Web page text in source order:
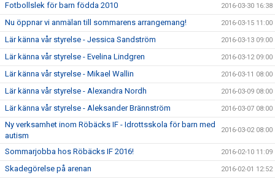
Fotbollslek för barn födda 2010 2016-03-30 16:38
Nu öppnar vi anmälan till sommarens arrangemang! 2016-03-15 11:00
Lär känna vår styrelse - Jessica Sandström 2016-03-13 09:00
Lär känna vår styrelse - Evelina Lindgren 2016-03-12 09:00
Lär känna vår styrelse - Mikael Wallin 2016-03-11 08:00
Lär känna vår styrelse - Alexandra Nordh 2016-03-09 08:00
Lär känna vår styrelse - Aleksander Brännström 2016-03-07 08:00
Ny verksamhet inom Röbäcks IF - Idrottsskola för barn med
autism
2016-03-02 08:00
Sommarjobba hos Röbäcks IF 2016! 2016-02-10 11:09
Skadegörelse på arenan 2016-02-01 12:52